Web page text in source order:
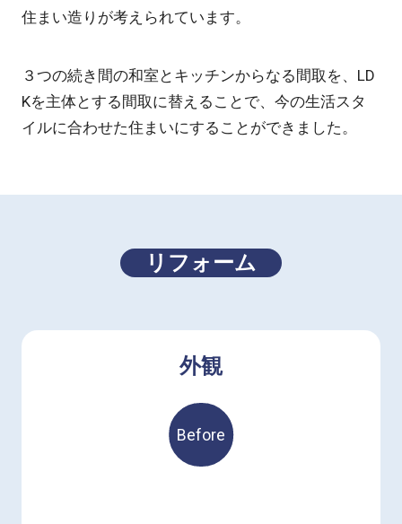
住まい造りが考えられています。
３つの続き間の和室とキッチンからなる間取を、LD
Kを主体とする間取に替えることで、今の生活スタ
イルに合わせた住まいにすることができました。
リフォーム
外観
Before